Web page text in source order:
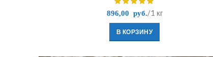
896,00 руб. /1 кг
В КОРЗИНУ